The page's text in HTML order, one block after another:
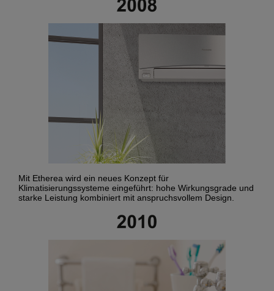
Mit Etherea wird ein neues Konzept für
Klimatisierungssysteme eingeführt: hohe Wirkungsgrade und
starke Leistung kombiniert mit anspruchsvollem Design.